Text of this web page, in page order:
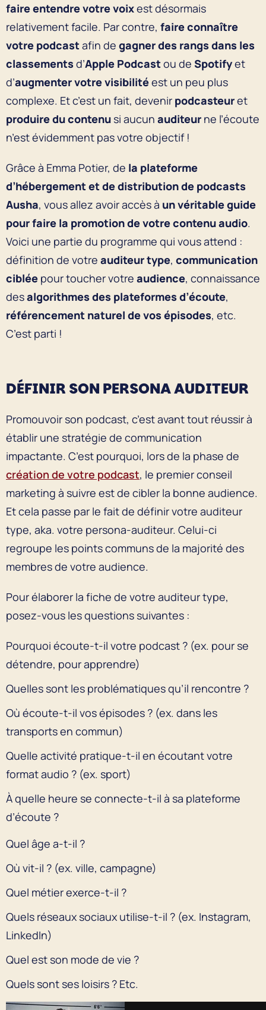
faire entendre votre voixest désormais
relativement facile. Par contre, faire connaître
votre podcast afin de gagner des rangs dans les
classements d’Apple Podcast ou de Spotifyet
d’augmenter votre visibilitéest un peu plus
complexe. Et c’est un fait, devenir podcasteuret
produire du contenu si aucun auditeur ne l’écoute
n’est évidemment pas votre objectif !
Grâce à Emma Potier, de la plateforme
d’hébergement et de distribution de podcasts
Ausha, vous allez avoir accès à un véritable guide
pourfaire la promotion de votre contenu audio.
Voici une partie du programme qui vous attend :
définition de votre auditeur type, communication
ciblée pour toucher votre audience, connaissance
desalgorithmes des plateformes d’écoute,
référencement naturel de vos épisodes, etc.
C’est parti !
DÉFINIR SON PERSONA AUDITEUR
Promouvoir son podcast, c’est avant tout réussir à
établir une stratégie de communication
impactante. C’est pourquoi, lors de la phase de
création de votre podcast, le premier conseil
marketing à suivre est de cibler la bonne audience.
Et cela passe par le fait de définir votre auditeur
type, aka. votre persona-auditeur. Celui-ci
regroupe les points communs de la majorité des
membres de votre audience.
Pour élaborer la fiche de votre auditeur type,
posez-vous les questions suivantes :
Pourquoi écoute-t-il votre podcast ? (ex. pour se
détendre, pour apprendre)
Quelles sont les problématiques qu’il rencontre ?
Où écoute-t-il vos épisodes ? (ex. dans les
transports en commun)
Quelle activité pratique-t-il en écoutant votre
format audio ? (ex. sport)
À quelle heure se connecte-t-il à sa plateforme
d’écoute ?
Quel âge a-t-il ?
Où vit-il ? (ex. ville, campagne)
Quel métier exerce-t-il ?
Quels réseaux sociaux utilise-t-il ? (ex. Instagram,
LinkedIn)
Quel est son mode de vie ?
Quels sont ses loisirs ? Etc.